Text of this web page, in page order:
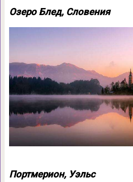
Озеро Блед, Словения
Портмерион, Уэльс